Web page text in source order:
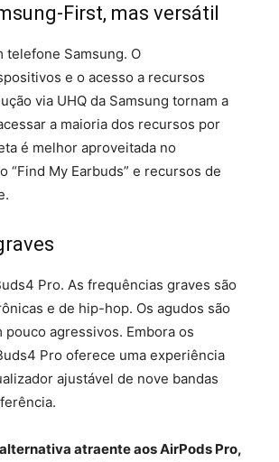
First, mas versátil
telefone Samsung. O
e o acesso a recursos
via UHQ da Samsung tornam a
a maioria dos recursos por
é melhor aproveitada no
My Earbuds” e recursos de
Pro. As frequências graves são
e de hip-hop. Os agudos são
agressivos. Embora os
Pro oferece uma experiência
ajustável de nove bandas
atraente aos AirPods Pro,